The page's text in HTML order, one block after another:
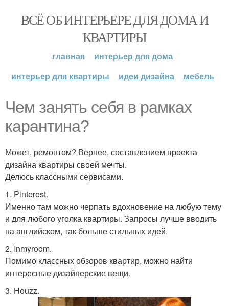
ВСЁ ОБ ИНТЕРЬЕРЕ ДЛЯ ДОМА И
КВАРТИРЫ
главная
интерьер для дома
интерьер для квартиры
идеи дизайна мебель
Чем занять себя в рамках
карантина?
Может, ремонтом? Вернее, составлением проекта
дизайна квартиры своей мечты.
Делюсь классными сервисами.
1. Pinterest.
Именно там можно черпать вдохновение на любую тему
и для любого уголка квартиры. Запросы лучше вводить
на английском, так больше стильных идей.
2. Inmyroom.
Помимо классных обзоров квартир, можно найти
интересные дизайнерские вещи.
3. Houzz.